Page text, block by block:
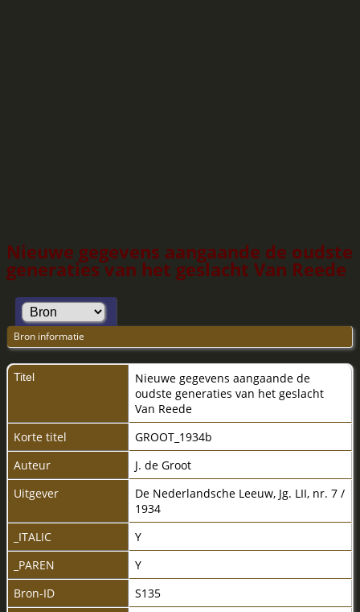
Nieuwe gegevens aangaande de oudste
generaties van het geslacht Van Reede
Bron informatie
Titel
Nieuwe gegevens aangaande de
oudste generaties van het geslacht
Van Reede
Korte titel
GROOT_1934b
Auteur
J. de Groot
Uitgever
De Nederlandsche Leeuw, Jg. LII, nr. 7 /
1934
_ITALIC
Y
_PAREN
Y
Bron-ID
S135